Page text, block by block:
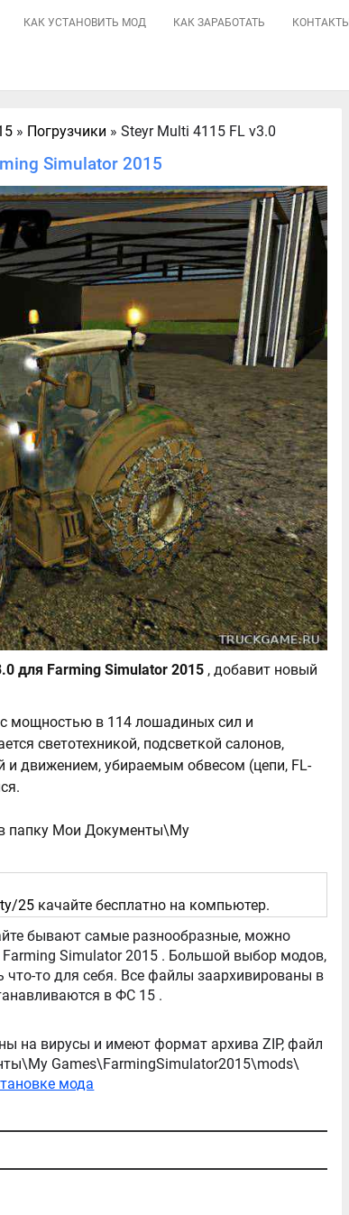
КАК УСТАНОВИТЬ МОД КАК ЗАРАБОТАТЬ КОНТАКТЫ
» Погрузчики » Steyr Multi 4115 FL v3.0
Simulator 2015
Steyr Multi 4115 FL v3.0 для Farming Simulator 2015 , добавит новый
мощностью в 114 лошадиных сил и
светотехникой, подсветкой салонов,
и движением, убираемым обвесом (цепи, FL-
папку Мои Документы\My
25 качайте бесплатно на компьютер.
. Большой выбор модов,
то для себя. Все файлы заархивированы в
архив, легко распаковываются, и легко устанавливаются в ФС 15 .
на вирусы и имеют формат архива ZIP, файл
Games\FarmingSimulator2015\mods\
мода